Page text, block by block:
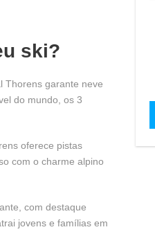
ski?
Thorens garante neve
do mundo, os 3
oferece pistas
com o charme alpino
com destaque
jovens e famílias em